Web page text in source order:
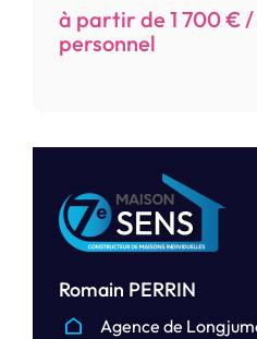
à partir de 1 700 €
personnel
Romain PERRIN
Agence de